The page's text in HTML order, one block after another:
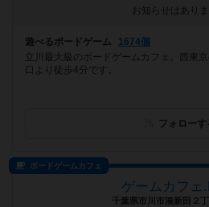
お知らせはありま
遊べるボードゲーム
1674個
立川最大級のボードゲームカフェ。西東
口より徒歩4分です。
フォローす
ボードゲームカフェ
ゲームカフェ
千葉県市川市湊新田２